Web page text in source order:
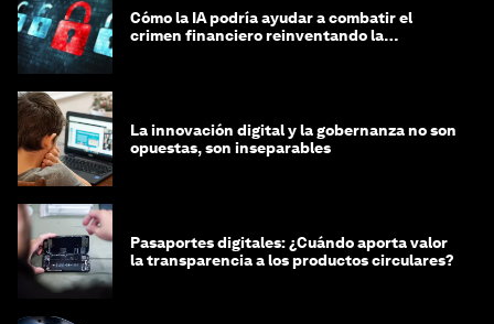
Cómo la IA podría ayudar a combatir el
crimen financiero reinventando la
La innovación digital y la gobernanza no son
opuestas, son inseparables
Pasaportes digitales: ¿Cuándo aporta valor
la transparencia a los productos circulares?